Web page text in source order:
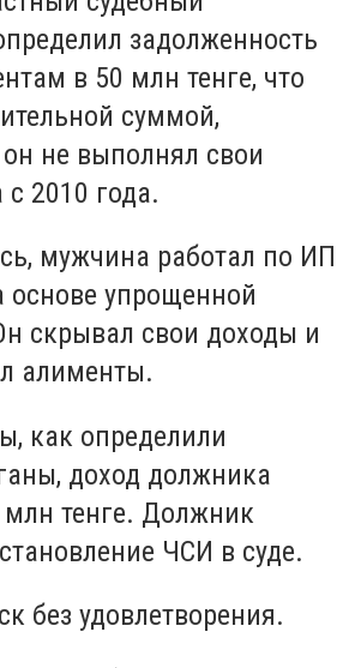
задолженность
в 50 млн тенге, что
суммой,
не выполнял свои
с 2010 года.
мужчина работал по ИП
основе упрощенной
скрывал свои доходы и
алименты.
как определили
доход должника
тенге. Должник
ЧСИ в суде.
без удовлетворения.